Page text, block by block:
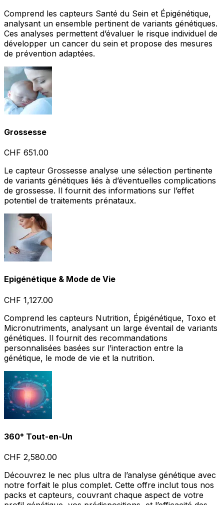
Comprend les capteurs Santé du Sein et Épigénétique,
analysant un ensemble pertinent de variants génétiques.
Ces analyses permettent d’évaluer le risque individuel de
développer un cancer du sein et propose des mesures
de prévention adaptées.
Grossesse
CHF 651.00
Le capteur Grossesse analyse une sélection pertinente
de variants génétiques liés à d’éventuelles complications
de grossesse. Il fournit des informations sur l’effet
potentiel de traitements prénataux.
Epigénétique & Mode de Vie
CHF 1,127.00
Comprend les capteurs Nutrition, Épigénétique, Toxo et
Micronutriments, analysant un large éventail de variants
génétiques. Il fournit des recommandations
personnalisées basées sur l’interaction entre la
génétique, le mode de vie et la nutrition.
360° Tout-en-Un
CHF 2,580.00
Découvrez le nec plus ultra de l’analyse génétique avec
notre forfait le plus complet. Cette offre inclut tous nos
packs et capteurs, couvrant chaque aspect de votre